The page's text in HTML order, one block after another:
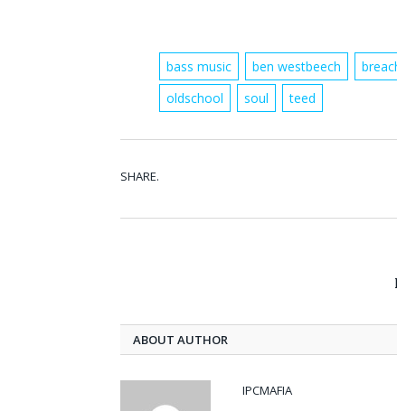
bass music ben westbeech
oldschool
soul teed
SHARE.
ABOUT AUTHOR
IPCMAFIA